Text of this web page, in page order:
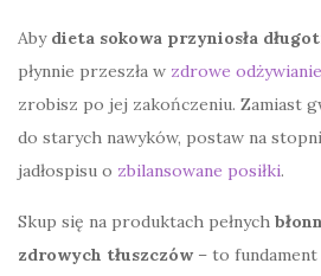
Aby dieta sokowa przyniosła
płynnie przeszła w zdrowe odżywianie
zrobisz po jej zakończeniu. Zamiast
do starych nawyków, postaw na
jadłospisu o zbilansowane posiłki.
Skup się na produktach pełnych
zdrowych tłuszczów – to fundament